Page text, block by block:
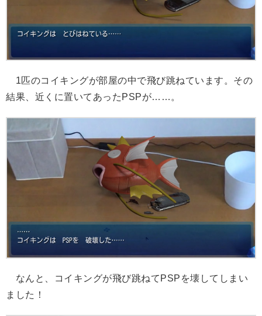
1匹のコイキングが部屋の中で飛び跳ねています。その
結果、近くに置いてあったPSPが……。
なんと、コイキングが飛び跳ねてPSPを壊してしまい
ました！